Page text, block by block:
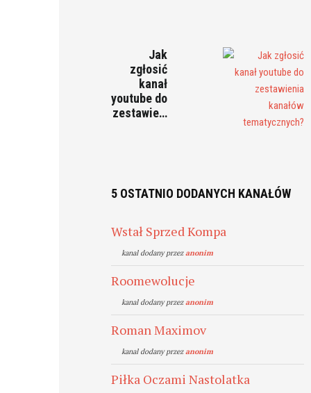
Jak
zgłosić
kanał
youtube do
zestawie…
5 OSTATNIO DODANYCH KANAŁÓW
Wstał Sprzed Kompa
kanal dodany przezanonim
Roomewolucje
kanal dodany przezanonim
Roman Maximov
kanal dodany przezanonim
Piłka Oczami Nastolatka